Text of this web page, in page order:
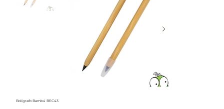
Bolígrafo Bambú BEC43